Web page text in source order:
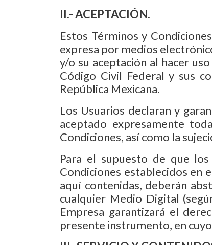
II.- ACEPTACIÓN.
Estos Términos y
expresa por medios
y/o su aceptación al hacer
Código Civil Federal y sus
República Mexicana.
Los Usuarios declaran y
aceptado expresamente
Condiciones, así como la
Para el supuesto de que
Condiciones establecidos en
aquí contenidas, deberán
cualquier Medio Digital
Empresa garantizará el
presente instrumento, en